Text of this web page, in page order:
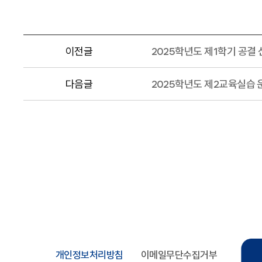
이전글 2025학년도 제1학기 공결
다음글 2025학년도 제2교육실습
개인정보처리방침 이메일무단수집거부